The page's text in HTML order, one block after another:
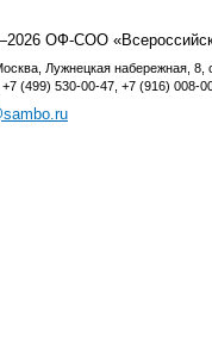
ОФ-СОО
Лужнецкая набережная, 8,
(499) 530-00-47, +7 (916) 008-